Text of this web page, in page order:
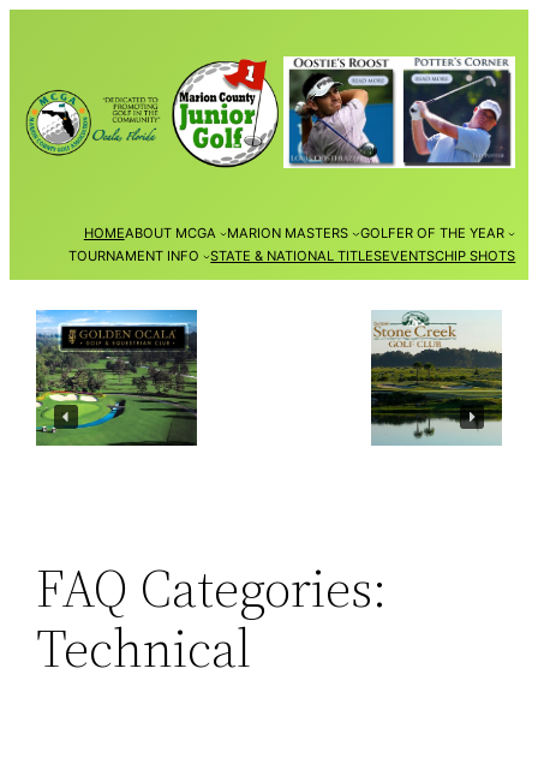
content
HOMEABOUT MCGA MARION MASTERS
GOLFER OF THE YEAR
TOURNAMENT INFO
STATE & NATIONAL TITLESEVENTSCHIP SHOTS
FAQ Categories:
Technical